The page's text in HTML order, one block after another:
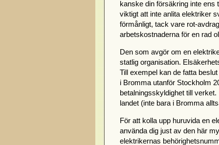
kanske din försäkring inte ens
viktigt att inte anlita elektriker
förmånligt, tack vare rot-
arbetskostnaderna för en rad
Den som avgör om en
statlig organisation.
Till exempel kan de fatta
i Bromma utanför Stockholm
betalningsskyldighet till
landet (inte bara i Bromma
För att kolla upp huruvida en
använda dig just av den här
elektrikernas